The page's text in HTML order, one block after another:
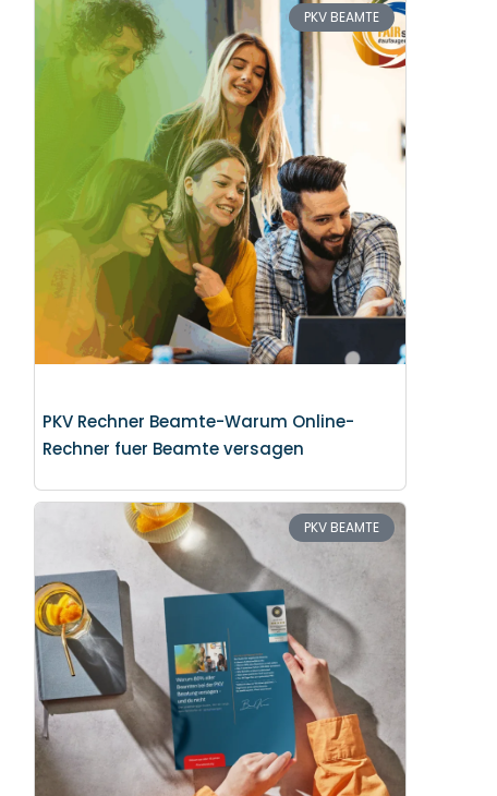
PKV BEAMTE
PKV Rechner Beamte-Warum Online-
Rechner fuer Beamte versagen
PKV BEAMTE